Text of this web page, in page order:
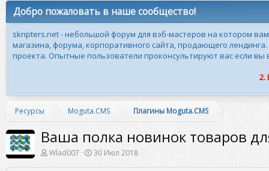
Добро пожаловать в наше сообщество!
skripters.net - небольшой форум для вэб-мастеров на котором
магазина, форума, корпоративного сайта, продающего
проекта. Опытные пользователи проконсультируют вас если вы
2.
Ресурсы Moguta.CMS Плагины Moguta.CMS
Ваша полка новинок товаров
А
Wlad007
Д
30 Июл 2018